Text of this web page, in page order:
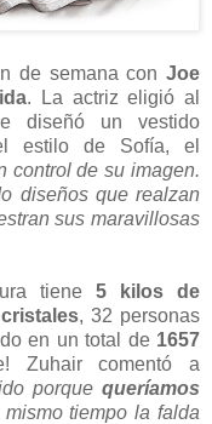
de semana conJoe
. La actriz eligió al
diseñó un vestido
estilo de Sofía, el
control de su imagen.
diseños que realzan
sus maravillosas
tiene 5 kilos de
, 32 personas
en un total de 1657
Zuhair comentó a
porquequeríamos
tiempo la falda